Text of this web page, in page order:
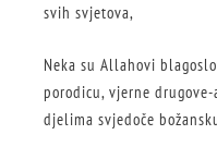
svih svjetova,
Neka su Allahovi
porodicu, vjerne
djelima svjedoče